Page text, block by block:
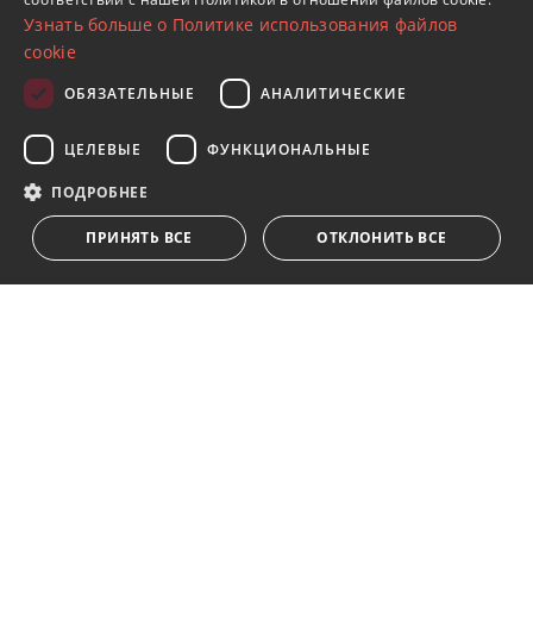
Получайте обновления о недвижимости, новостях
и образе жизни в Марбелье
Подписаться
Я принимаюполитика конфиденциальности
Узнать больше о Политике использования файлов
cookie
ОБЯЗАТЕЛЬНЫЕ АНАЛИТИЧЕСКИЕ
ЦЕЛЕВЫЕ ФУНКЦИОНАЛЬНЫЕ
ПОДРОБНЕЕ
ПРИНЯТЬ ВСЕ ОТКЛОНИТЬ ВСЕ